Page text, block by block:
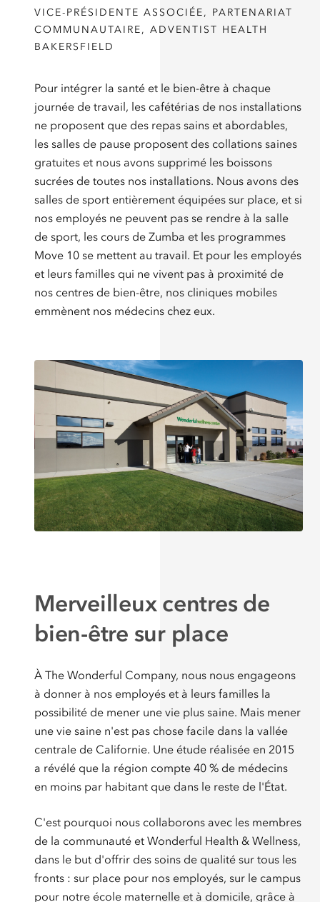
VICE-PRÉSIDENTE ASSOCIÉE, PARTENARIAT
COMMUNAUTAIRE, ADVENTIST HEALTH
BAKERSFIELD
Pour intégrer la santé et le bien-être à chaque
journée de travail, les cafétérias de nos installations
ne proposent que des repas sains et abordables,
les salles de pause proposent des collations saines
gratuites et nous avons supprimé les boissons
sucrées de toutes nos installations. Nous avons des
salles de sport entièrement équipées sur place, et si
nos employés ne peuvent pas se rendre à la salle
de sport, les cours de Zumba et les programmes
Move 10 se mettent au travail. Et pour les employés
et leurs familles qui ne vivent pas à proximité de
nos centres de bien-être, nos cliniques mobiles
emmènent nos médecins chez eux.
Merveilleux centres de
bien-être sur place
À The Wonderful Company, nous nous engageons
à donner à nos employés et à leurs familles la
possibilité de mener une vie plus saine. Mais mener
une vie saine n'est pas chose facile dans la vallée
centrale de Californie. Une étude réalisée en 2015
a révélé que la région compte 40 % de médecins
en moins par habitant que dans le reste de l'État.
C'est pourquoi nous collaborons avec les membres
de la communauté et Wonderful Health & Wellness,
dans le but d'offrir des soins de qualité sur tous les
fronts : sur place pour nos employés, sur le campus
pour notre école maternelle et à domicile, grâce à